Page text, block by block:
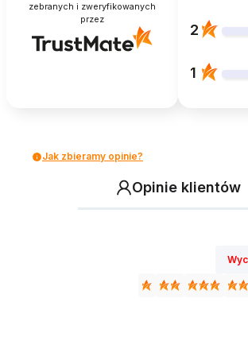
zebranych i zweryfikowanych
przez
2
1
Jak zbieramy opinie?
Opinie klientów